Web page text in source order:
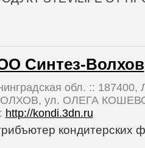
Синтез-Волхов
обл. ::
ул. ОЛЕГА
http://kondi.3dn.ru
кондитерских